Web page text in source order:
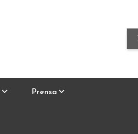
Prensa